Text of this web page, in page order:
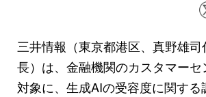
三井情報（東京都港区、真野雄
長）は、金融機関のカスタマーセ
対象に、生成AIの受容度に関する